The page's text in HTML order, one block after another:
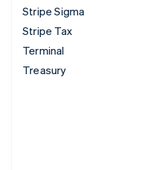
Stripe Sigma
Stripe Tax
Terminal
Treasury